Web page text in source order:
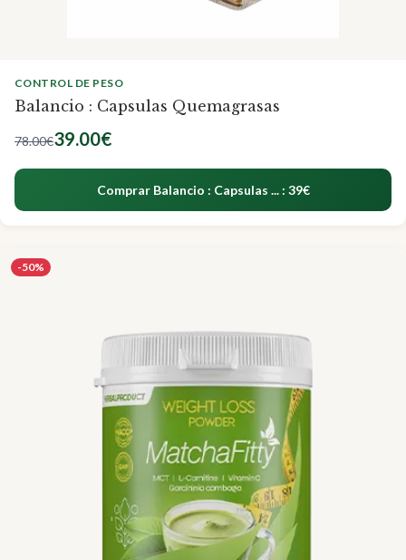
CONTROL DE PESO
Balancio : Capsulas Quemagrasas
78.00€39.00€
Comprar Balancio : Capsulas ... : 39€
-50%